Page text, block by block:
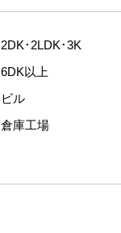
2DK･2LDK･3K
6DK以上
ビル
倉庫工場